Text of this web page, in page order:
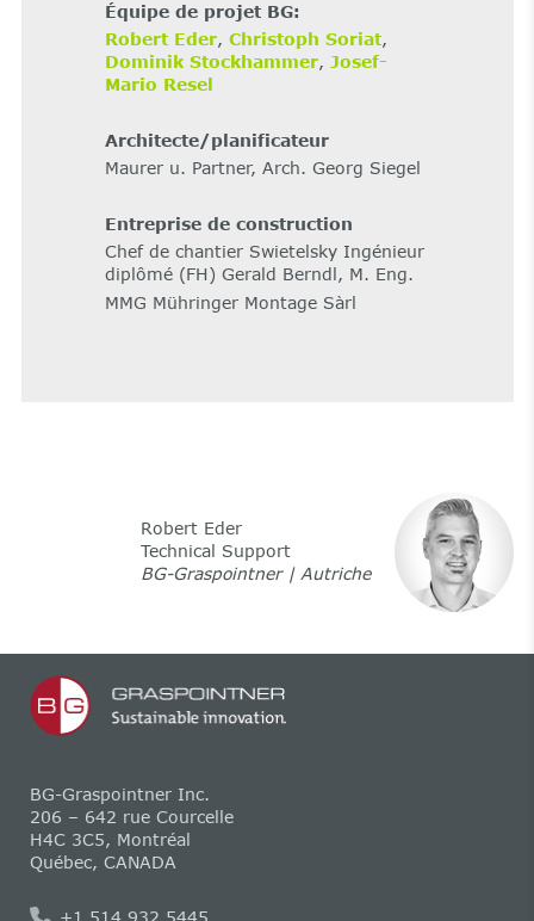
Équipe de projet BG:
Robert Eder, Christoph Soriat,
Dominik Stockhammer, Josef-
Mario Resel
Architecte/planificateur
Maurer u. Partner, Arch. Georg Siegel
Entreprise de construction
Chef de chantier Swietelsky Ingénieur
diplômé (FH) Gerald Berndl, M. Eng.
MMG Mühringer Montage Sàrl
Robert Eder
Technical Support
BG-Graspointner | Autriche
BG-Graspointner Inc.
206 – 642 rue Courcelle
H4C 3C5, Montréal
Québec, CANADA